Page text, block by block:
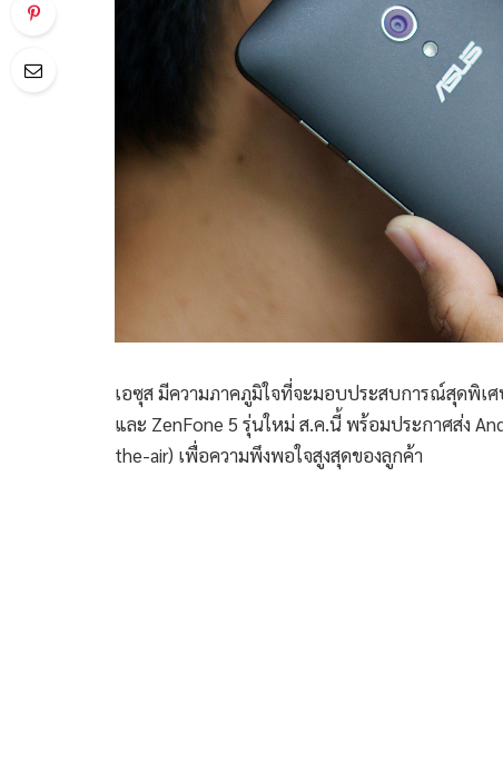
เอซุส มีความภาคภูมิใจที่จะมอบประสบการณ์สุดพิเ
และ ZenFone 5 รุ่นใหม่ ส.ค.นี้ พร้อมประกาศส่ง
the-air) เพื่อความพึงพอใจสูงสุดของลูกค้า